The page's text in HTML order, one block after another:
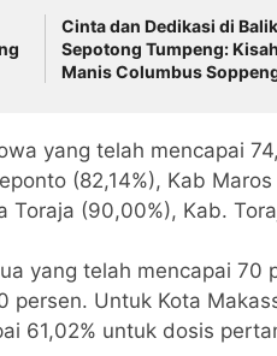
Cinta dan Dedikasi di Balik
Sepotong Tumpeng: Kisah
Manis Columbus
yang telah mencapai
(82,14%), Kab
Toraja (90,00%), Kab.
yang telah mencapai 70
persen. Untuk Kota
61,02% untuk dosis